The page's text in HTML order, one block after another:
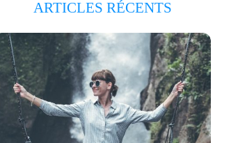
ARTICLES RÉCENTS